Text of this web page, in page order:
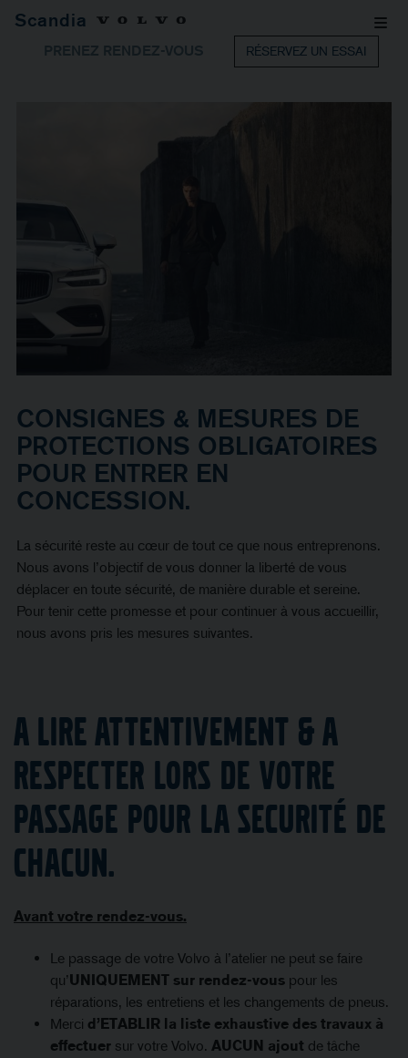
Scandia
PRENEZ RENDEZ-VOUS RÉSERVEZ UN ESSAI
CONSIGNES & MESURES DE
PROTECTIONS OBLIGATOIRES
POUR ENTRER EN
CONCESSION.
La sécurité reste au cœur de tout ce que nous entreprenons.
Nous avons l’objectif de vous donner la liberté de vous
déplacer en toute sécurité, de manière durable et sereine.
Pour tenir cette promesse et pour continuer à vous accueillir,
nous avons pris les mesures suivantes.
A LIRE ATTENTIVEMENT & A
RESPECTER LORS DE VOTRE
PASSAGE POUR LA SECURITÉ DE
CHACUN.
Avant votre rendez-vous.
Le passage de votre Volvo à l’atelier ne peut se faire
qu’UNIQUEMENT sur rendez-vous pour les
réparations, les entretiens et les changements de pneus.
Merci d’ETABLIR la liste exhaustive des travaux à
effectuer sur votre Volvo. AUCUN ajout de tâche